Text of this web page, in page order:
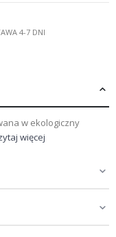
4-7 DNI
w ekologiczny
więcej